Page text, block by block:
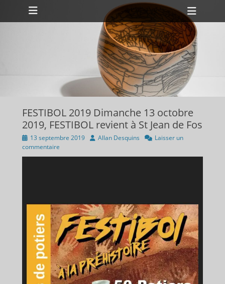
Menu principal
Aller
au
l’en-
tête
FESTIBOL 2019 Dimanche 13 octobre
2019, FESTIBOL revient à St Jean de Fos
Publié
sur
13 septembre 2019 Auteur
Allan Desquins
Laisser un
commentaire